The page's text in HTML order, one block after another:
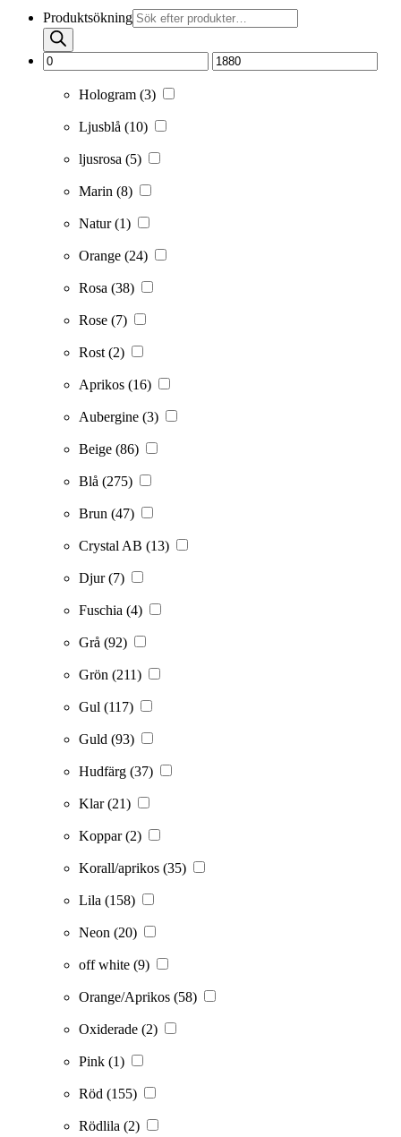
Produktsökning
Hologram (3)
Ljusblå (10)
ljusrosa (5)
Marin (8)
Natur(1)
Orange (24)
Rosa (38)
Rose (7)
Rost (2)
Aprikos (16)
Aubergine (3)
Beige (86)
Blå (275)
Brun (47)
Crystal AB (13)
Djur(7)
Fuschia (4)
Grå (92)
Grön (211)
Gul (117)
Guld (93)
Hudfärg (37)
Klar(21)
Koppar(2)
Korall/aprikos (35)
Lila (158)
Neon (20)
off white (9)
Orange/Aprikos (58)
Oxiderade (2)
Pink (1)
Röd (155)
Rödlila (2)